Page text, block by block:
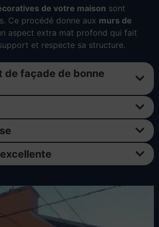
de votre maison sont
Ce procédé donne aux murs de
aspect extra mat profond qui fait
et respecte sa structure.
de façade de bonne